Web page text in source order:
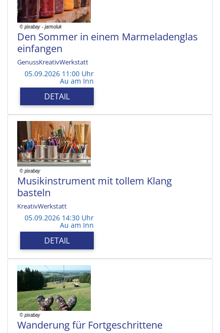
Den Sommer in einem Marmeladenglas
einfangen
GenussKreativWerkstatt
05.09.2026 11:00 Uhr
Au am Inn
DETAIL
Musikinstrument mit tollem Klang
basteln
KreativWerkstatt
05.09.2026 14:30 Uhr
Au am Inn
DETAIL
Wanderung für Fortgeschrittene